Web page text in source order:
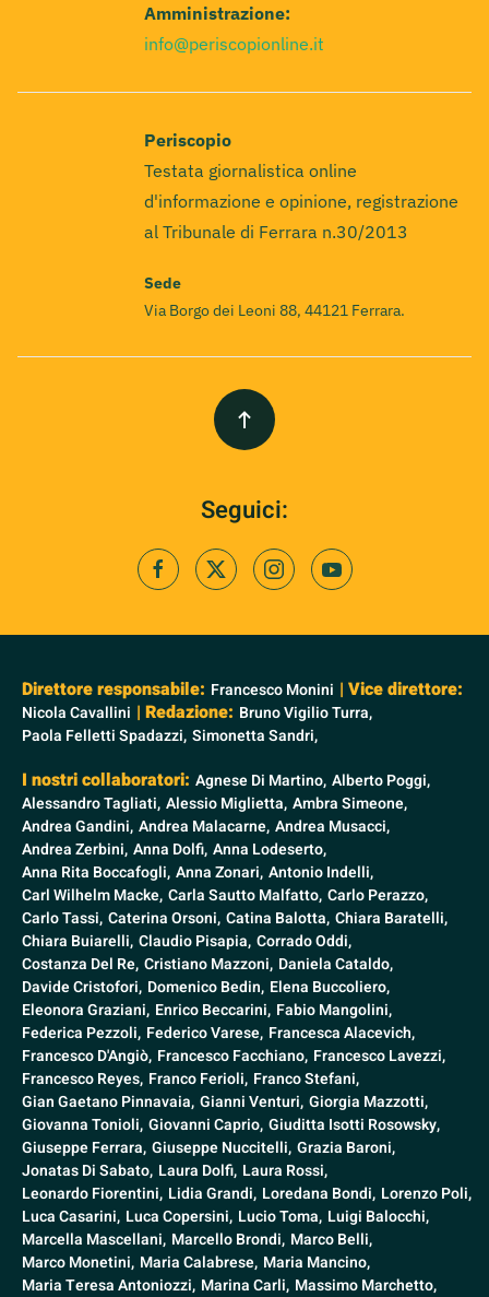
Amministrazione:
info@periscopionline.it
Periscopio
Testata giornalistica online
d'informazione e opinione, registrazione
al Tribunale di Ferrara n.30/2013
Sede
Via Borgo dei Leoni 88, 44121 Ferrara.
Seguici:
Direttore responsabile: Francesco Monini | Vice direttore:
Nicola Cavallini | Redazione: Bruno Vigilio Turra,
Paola Felletti Spadazzi, Simonetta Sandri,
I nostri collaboratori: Agnese Di Martino, Alberto Poggi,
Alessandro Tagliati, Alessio Miglietta, Ambra Simeone,
Andrea Gandini, Andrea Malacarne, Andrea Musacci,
Andrea Zerbini, Anna Dolfi, Anna Lodeserto,
Anna Rita Boccafogli, Anna Zonari, Antonio Indelli,
Carl Wilhelm Macke, Carla Sautto Malfatto, Carlo Perazzo,
Carlo Tassi, Caterina Orsoni, Catina Balotta, Chiara Baratelli,
Chiara Buiarelli, Claudio Pisapia, Corrado Oddi,
Costanza Del Re, Cristiano Mazzoni, Daniela Cataldo,
Davide Cristofori, Domenico Bedin, Elena Buccoliero,
Eleonora Graziani, Enrico Beccarini, Fabio Mangolini,
Federica Pezzoli, Federico Varese, Francesca Alacevich,
Francesco D'Angiò, Francesco Facchiano, Francesco Lavezzi,
Francesco Reyes, Franco Ferioli, Franco Stefani,
Gian Gaetano Pinnavaia, Gianni Venturi, Giorgia Mazzotti,
Giovanna Tonioli, Giovanni Caprio, Giuditta Isotti Rosowsky,
Giuseppe Ferrara, Giuseppe Nuccitelli, Grazia Baroni,
Jonatas Di Sabato, Laura Dolfi, Laura Rossi,
Leonardo Fiorentini, Lidia Grandi, Loredana Bondi, Lorenzo Poli,
Luca Casarini, Luca Copersini, Lucio Toma, Luigi Balocchi,
Marcella Mascellani, Marcello Brondi, Marco Belli,
Marco Monetini, Maria Calabrese, Maria Mancino,
Maria Teresa Antoniozzi, Marina Carli, Massimo Marchetto,